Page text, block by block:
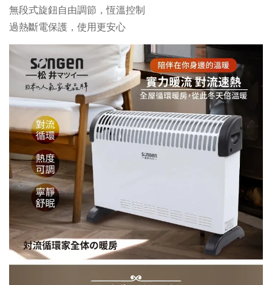
無段式旋鈕自由調節，恆溫控制
過熱斷電保護，使用更安心